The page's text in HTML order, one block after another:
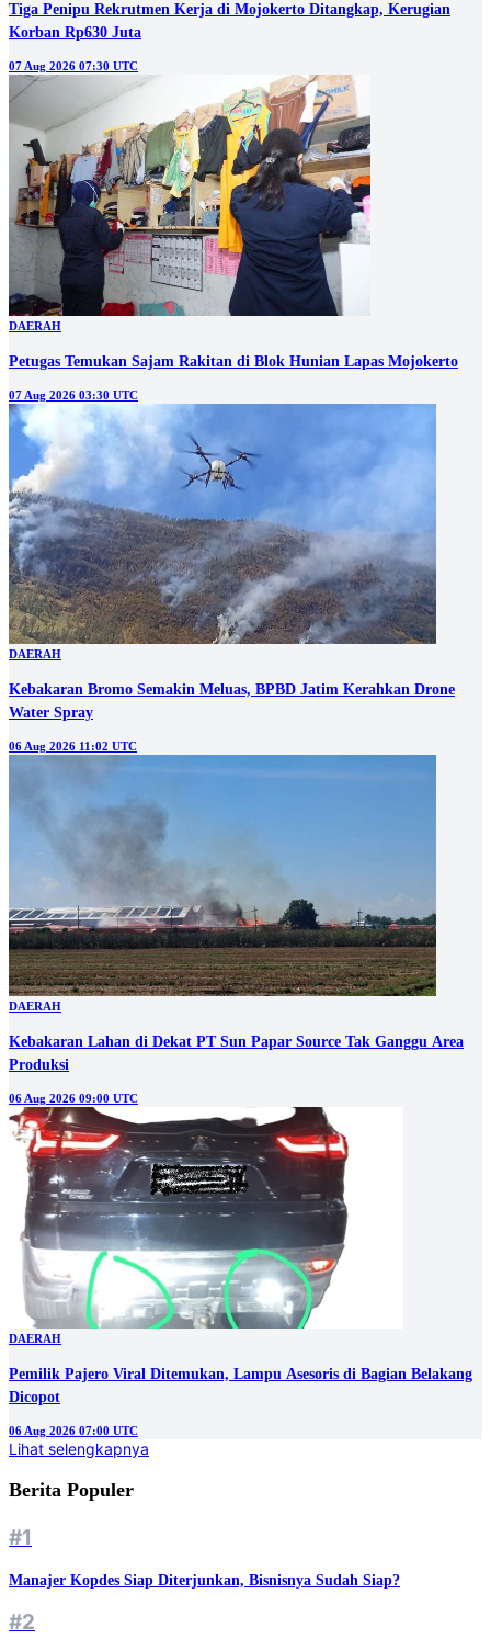
Tiga Penipu Rekrutmen Kerja di Mojokerto Ditangkap, Kerugian
Korban Rp630 Juta
07 Aug 2026 07:30 UTC
DAERAH
Petugas Temukan Sajam Rakitan di Blok Hunian Lapas Mojokerto
07 Aug 2026 03:30 UTC
DAERAH
Kebakaran Bromo Semakin Meluas, BPBD Jatim Kerahkan Drone
Water Spray
06 Aug 2026 11:02 UTC
DAERAH
Kebakaran Lahan di Dekat PT Sun Papar Source Tak Ganggu Area
Produksi
06 Aug 2026 09:00 UTC
DAERAH
Pemilik Pajero Viral Ditemukan, Lampu Asesoris di Bagian Belakang
Dicopot
06 Aug 2026 07:00 UTC
Lihat selengkapnya
Berita Populer
#1
Manajer Kopdes Siap Diterjunkan, Bisnisnya Sudah Siap?
#2